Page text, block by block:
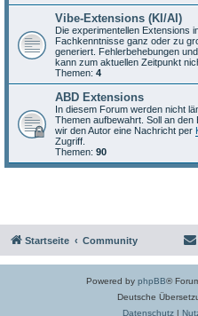
Vibe-Extensions (KI/AI)
Die experimentellen Extensions
Fachkenntnisse ganz oder zu
generiert. Fehlerbehebungen
kann zum aktuellen Zeitpunkt
Themen: 4
ABD Extensions
In diesem Forum werden nicht
Themen aufbewahrt. Soll an
wir den Autor eine Nachricht per
Zugriff.
Themen: 90
Startseite Community
Powered by phpBB®
Deutsche
Datenschutz|